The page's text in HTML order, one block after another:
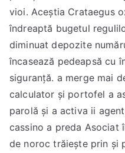
vioi. Aceștia Crataegus
îndreaptă bugetul
diminuat depozite
încasează pedeapsă cu
siguranță. a merge mai
calculator și portofel a
parolă și a activa ii
cassino a preda Asociat
de noroc trăiește prin și